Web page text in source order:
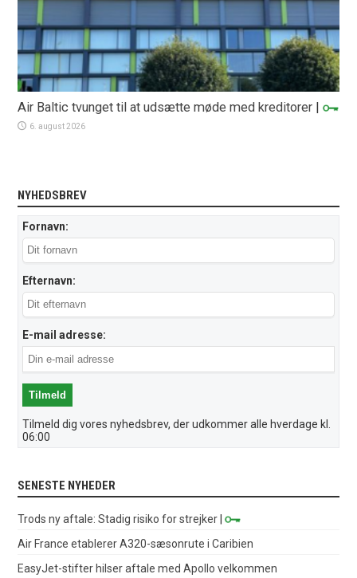
Air Baltic tvunget til at udsætte møde med kreditorer |
6. august 2026
NYHEDSBREV
Fornavn:
Efternavn:
E-mail adresse:
Tilmeld dig vores nyhedsbrev, der udkommer alle hverdage kl.
06:00
SENESTE NYHEDER
Trods ny aftale: Stadig risiko for strejker |
Air France etablerer A320-sæsonrute i Caribien
EasyJet-stifter hilser aftale med Apollo velkommen